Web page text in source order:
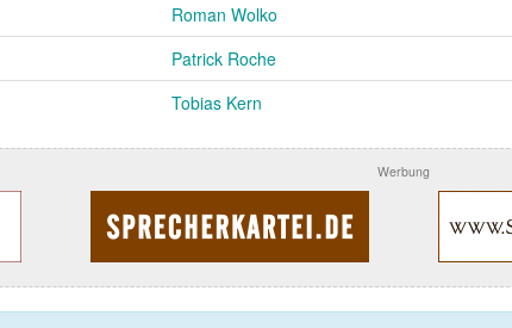
Roman Wolko
Patrick Roche
Tobias Kern
Werbung